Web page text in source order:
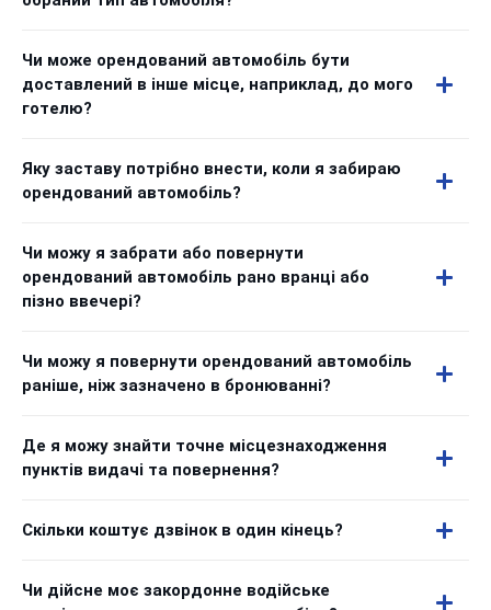
Чи може орендований автомобіль бути
доставлений в інше місце, наприклад, до мого
готелю?
Яку заставу потрібно внести, коли я забираю
орендований автомобіль?
Чи можу я забрати або повернути
орендований автомобіль рано вранці або
пізно ввечері?
Чи можу я повернути орендований автомобіль
раніше, ніж зазначено в бронюванні?
Де я можу знайти точне місцезнаходження
пунктів видачі та повернення?
Скільки коштує дзвінок в один кінець?
Чи дійсне моє закордонне водійське